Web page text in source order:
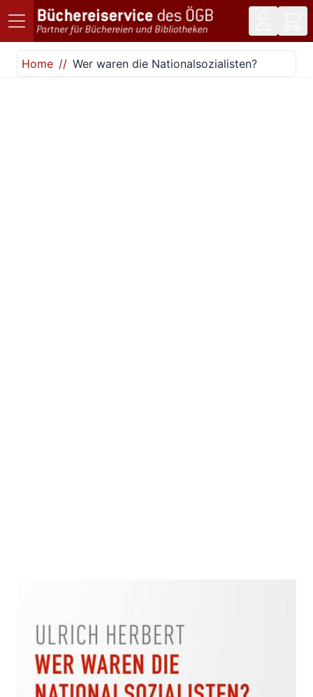
Direkt zum Inhalt
Home
Wer waren die Nationalsozialisten?
Zur Wunschliste hinzufügen
VonUlrich Herbert